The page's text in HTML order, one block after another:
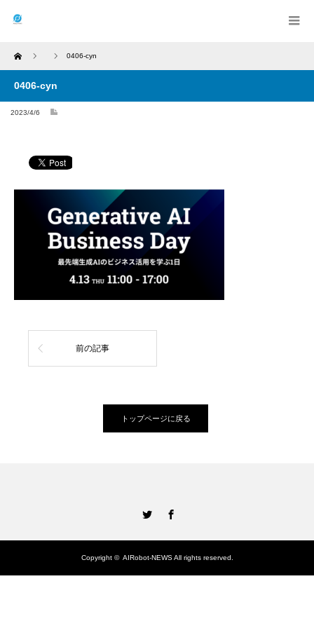
Home 0406-cyn
0406-cyn
2023/4/6
前の記事
トップページに戻る
Copyright © AIRobot-NEWSAll rights reserved.